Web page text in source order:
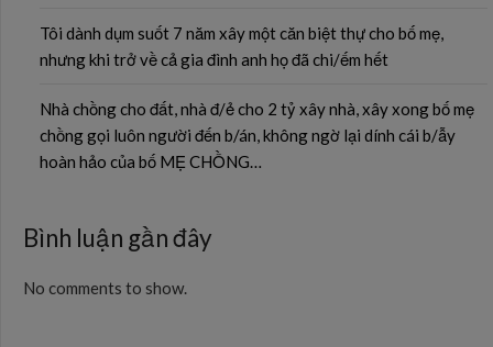
Tôi dành dụm suốt 7 năm xây một căn biệt thự cho bố mẹ,
nhưng khi trở về cả gia đình anh họ đã chi/ếm hết
Nhà chồng cho đất, nhà đ/ẻ cho 2 tỷ xây nhà, xây xong bố mẹ
chồng gọi luôn người đến b/án, không ngờ lại dính cái b/ẫy
hoàn hảo của bố MẸ CHỒNG…
Bình luận gần đây
No comments to show.